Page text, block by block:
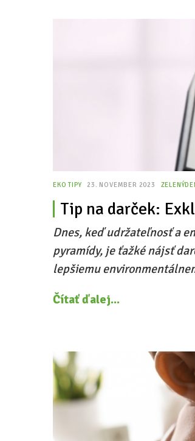
EKO TIPY 23. NOVEMBER 2023
Tip na darček:
Dnes, keď udržateľnosť a
pyramídy, je ťažké nájsť
lepšiemu
Čítať ďalej...